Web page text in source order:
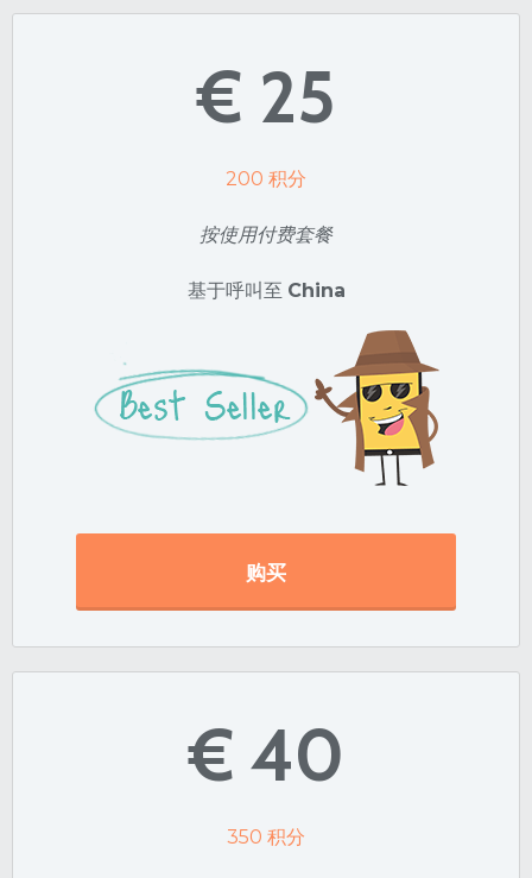
€ 25
200 积分
按使用付费套餐
基于呼叫至 China
购买
€ 40
350 积分